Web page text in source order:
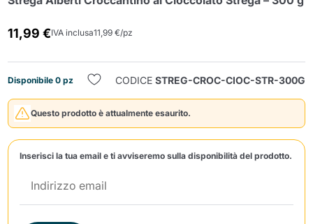
11,99 €IVA inclusa11,99 €/pz
Disponibile 0 pz CODICE STREG-CROC-CIOC-STR-300G
Questo prodotto è attualmente esaurito.
Inserisci la tua email e ti avviseremo sulla disponibilità del prodotto.
Invia